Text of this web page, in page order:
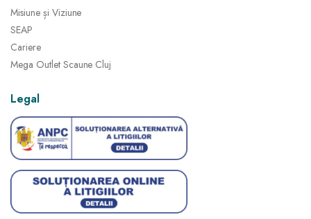
Misiune și Viziune
SEAP
Cariere
Mega Outlet Scaune Cluj
Legal